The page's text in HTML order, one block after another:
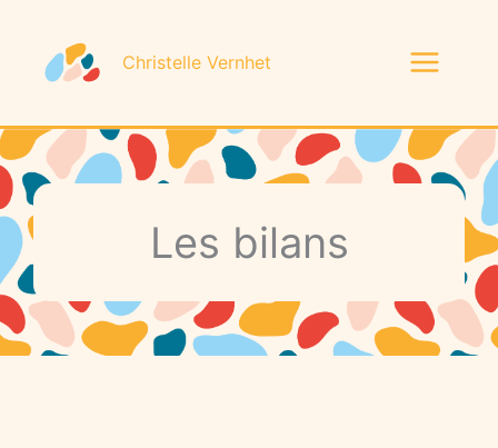
contenu
Christelle Vernhet
Les bilans